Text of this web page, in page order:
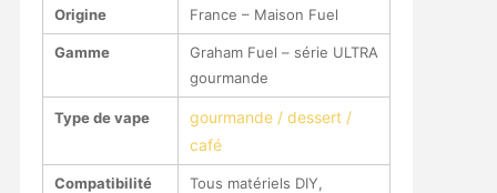
Origine France – Maison Fuel
Gamme
Graham Fuel – série ULTRA
gourmande
Type de vape
gourmande / dessert /
café
Compatibilité
Tous matériels DIY,